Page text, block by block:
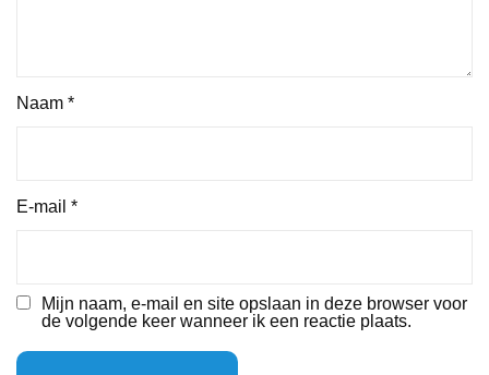
Naam *
E-mail *
Mijn naam, e-mail en site opslaan in deze browser voor
de volgende keer wanneer ik een reactie plaats.